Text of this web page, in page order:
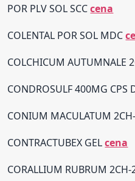
POR PLV SOL SCCcena
COLENTAL POR SOL MDC
COLCHICUM AUTUMNALE
CONDROSULF 400MG CPS
CONIUM MACULATUM
CONTRACTUBEX GELcena
CORALLIUM RUBRUM